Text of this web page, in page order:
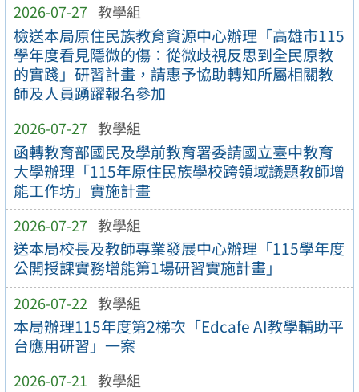
2026-07-27 教學組
檢送本局原住民族教育資源中心辦理「高雄市115
學年度看見隱微的傷：從微歧視反思到全民原教
的實踐」研習計畫，請惠予協助轉知所屬相關教
師及人員踴躍報名參加
2026-07-27 教學組
函轉教育部國民及學前教育署委請國立臺中教育
大學辦理「115年原住民族學校跨領域議題教師增
能工作坊」實施計畫
2026-07-27 教學組
送本局校長及教師專業發展中心辦理「115學年度
公開授課實務增能第1場研習實施計畫」
2026-07-22 教學組
本局辦理115年度第2梯次「Edcafe AI教學輔助平
台應用研習」一案
2026-07-21 教學組